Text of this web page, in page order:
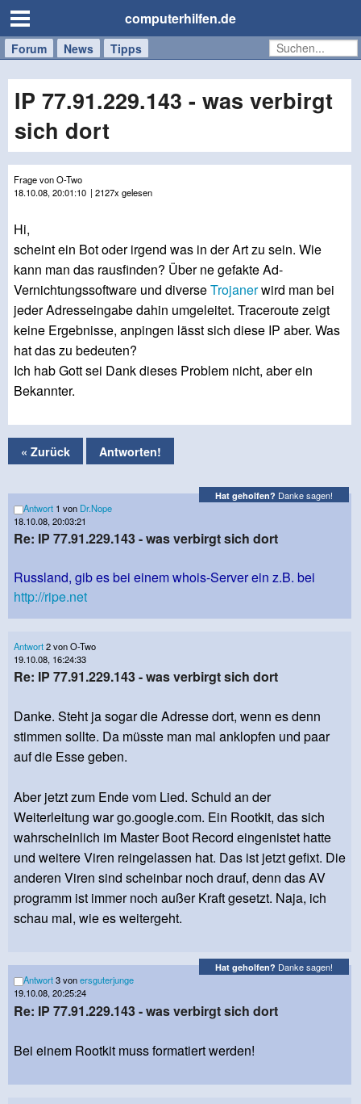
computerhilfen.de
Forum News Tipps
Handy
Tablet
Windows
Mac
IP 77.91.229.143 - was verbirgt
sich dort
Frage von O-Two
18.10.08, 20:01:10 | 2127x gelesen
Hi,
scheint ein Bot oder irgend was in der Art zu sein. Wie
kann man das rausfinden? Über ne gefakte Ad-
Vernichtungssoftware und diverseTrojanerwird man bei
jeder Adresseingabe dahin umgeleitet. Traceroute zeigt
keine Ergebnisse, anpingen lässt sich diese IP aber. Was
hat das zu bedeuten?
Ich hab Gott sei Dank dieses Problem nicht, aber ein
Bekannter.
« Zurück Antworten!
Hat geholfen? Danke sagen!
Antwort 1 von Dr.Nope
18.10.08, 20:03:21
Re: IP 77.91.229.143 - was verbirgt sich dort
Russland, gib es bei einem whois-Server ein z.B. bei
http://ripe.net
Antwort2 von O-Two
19.10.08, 16:24:33
Re: IP 77.91.229.143 - was verbirgt sich dort
Danke. Steht ja sogar die Adresse dort, wenn es denn
stimmen sollte. Da müsste man mal anklopfen und paar
auf die Esse geben.
Aber jetzt zum Ende vom Lied. Schuld an der
Weiterleitung war go.google.com. Ein Rootkit, das sich
wahrscheinlich im Master Boot Record eingenistet hatte
und weitere Viren reingelassen hat. Das ist jetzt gefixt. Die
anderen Viren sind scheinbar noch drauf, denn das AV
programm ist immer noch außer Kraft gesetzt. Naja, ich
schau mal, wie es weitergeht.
Hat geholfen? Danke sagen!
Antwort3 vonersguterjunge
19.10.08, 20:25:24
Re: IP 77.91.229.143 - was verbirgt sich dort
Bei einem Rootkit muss formatiert werden!